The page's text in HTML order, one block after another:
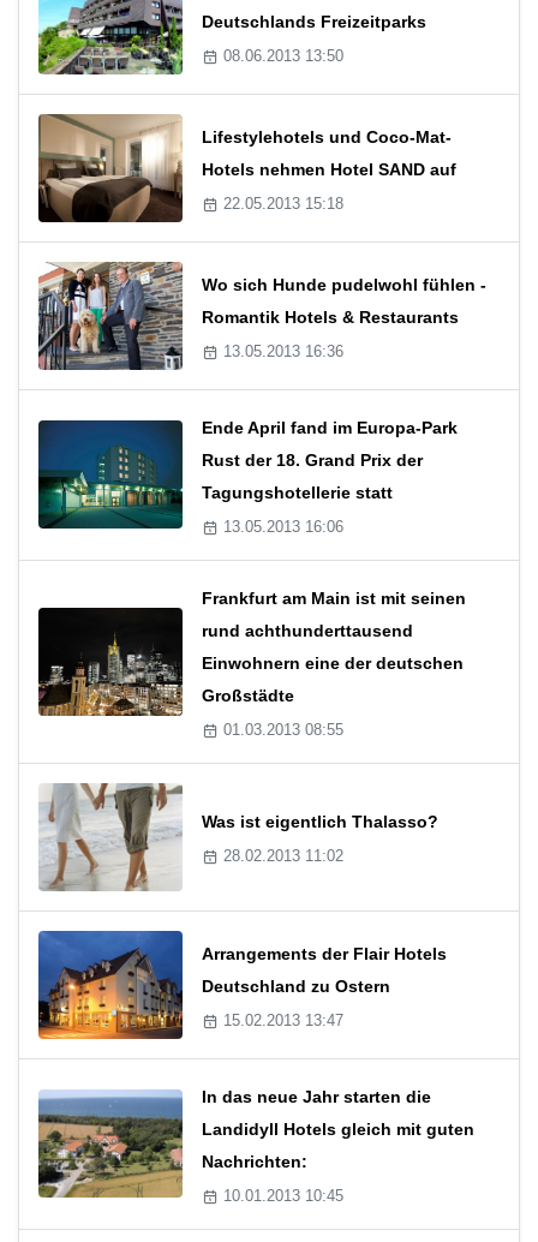
Deutschlands Freizeitparks
08.06.2013 13:50
Lifestylehotels und Coco-Mat-
Hotels nehmen Hotel SAND auf
22.05.2013 15:18
Wo sich Hunde pudelwohl fühlen -
Romantik Hotels & Restaurants
13.05.2013 16:36
Ende April fand im Europa-Park
Rust der 18. Grand Prix der
Tagungshotellerie statt
13.05.2013 16:06
Frankfurt am Main ist mit seinen
rund achthunderttausend
Einwohnern eine der deutschen
Großstädte
01.03.2013 08:55
Was ist eigentlich Thalasso?
28.02.2013 11:02
Arrangements der Flair Hotels
Deutschland zu Ostern
15.02.2013 13:47
In das neue Jahr starten die
Landidyll Hotels gleich mit guten
Nachrichten:
10.01.2013 10:45